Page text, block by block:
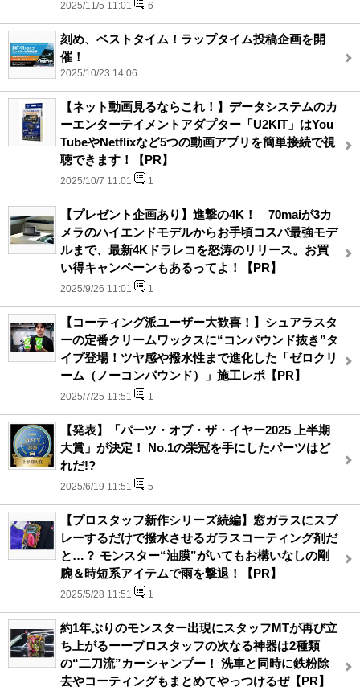
2025/11/5 11:01 6
刻め、ベストタイム！ラップタイム投稿企画を開
催！
2025/10/23 14:06
【ネット動画見るならこれ！】データシステムのカ
ーエンターテイメントアダプター「U2KIT」はYou
TubeやNetflixなど5つの動画アプリを簡単接続で視
聴できます！【PR】
2025/10/7 11:01 1
【プレゼント企画あり】進撃の4K！ 70maiが3カ
メラのハイエンドモデルからお手頃コスパ最強モデ
ルまで、最新4Kドラレコを怒涛のリリース。お買
い得キャンペーンもあるってよ！【PR】
2025/9/26 11:01 1
【コーティング派ユーザー大歓喜！】シュアラスタ
ーの定番クリームワックスに“コンパウンド抜き”タ
イプ登場！ツヤ感や撥水性まで進化した「ゼロクリ
ーム（ノーコンパウンド）」施工レポ【PR】
2025/7/25 11:51 1
【発表】「パーツ・オブ・ザ・イヤー2025 上半期
大賞」が決定！ No.1の栄冠を手にしたパーツはど
れだ!?
2025/6/19 11:51 5
【プロスタッフ新作シリーズ続編】窓ガラスにスプ
レーするだけで撥水させるガラスコーティング剤だ
と…？ モンスター“油膜”がいてもお構いなしの剛
腕＆時短系アイテムで雨を撃退！【PR】
2025/5/28 11:51 1
約1年ぶりのモンスター出現にスタッフMTが再び立
ち上がるーープロスタッフの次なる神器は2種類
の“二刀流”カーシャンプー！ 洗車と同時に鉄粉除
去やコーティングもまとめてやっつけるぜ【PR】